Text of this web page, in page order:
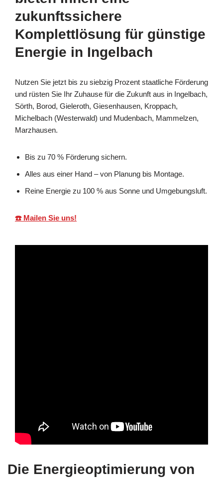
zukunftssichere
Komplettlösung für günstige
Energie in Ingelbach
Nutzen Sie jetzt bis zu siebzig Prozent staatliche Förderung
und rüsten Sie Ihr Zuhause für die Zukunft aus in Ingelbach,
Sörth, Borod, Gieleroth, Giesenhausen, Kroppach,
Michelbach (Westerwald) und Mudenbach, Mammelzen,
Marzhausen.
Bis zu 70 % Förderung sichern.
Alles aus einer Hand – von Planung bis Montage.
Reine Energie zu 100 % aus Sonne und Umgebungsluft.
☎️ Mailen Sie uns!
Die Energieoptimierung von